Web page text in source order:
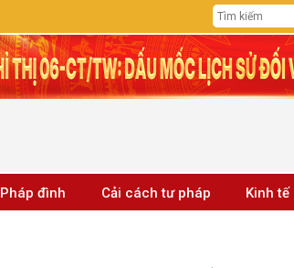
Pháp đình Cải cách tư pháp Kinh tế